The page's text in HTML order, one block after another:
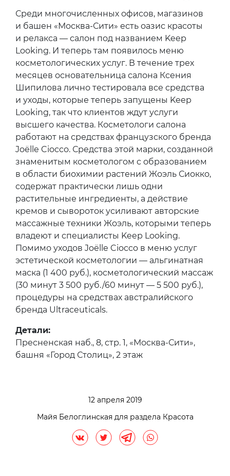
Среди многочисленных офисов, магазинов
и башен «Москва-Сити» есть оазис красоты
и релакса — салон под названием Keep
Looking. И теперь там появилось меню
косметологических услуг. В течение трех
месяцев основательница салона Ксения
Шипилова лично тестировала все средства
и уходы, которые теперь запущены Keep
Looking, так что клиентов ждут услуги
высшего качества. Косметологи салона
работают на средствах французского бренда
Joëlle Ciocco. Средства этой марки, созданной
знаменитым косметологом с образованием
в области биохимии растений Жоэль Сиокко,
содержат практически лишь одни
растительные ингредиенты, а действие
кремов и сывороток усиливают авторские
массажные техники Жоэль, которыми теперь
владеют и специалисты Keep Looking.
Помимо уходов Joëlle Ciocco в меню услуг
эстетической косметологии — альгинатная
маска (1 400 руб.), косметологический массаж
(30 минут 3 500 руб./60 минут — 5 500 руб.),
процедуры на средствах австралийского
бренда Ultraceuticals.
Детали:
Пресненская наб., 8, стр. 1, «Москва-Сити»,
башня «Город Столиц», 2 этаж
12 апреля 2019
Майя Белоглинская для раздела Красота